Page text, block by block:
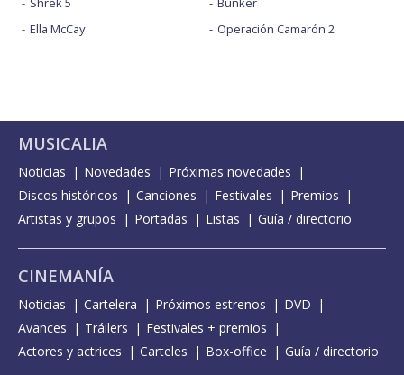
Ella McCay
Operación Camarón 2
MUSICALIA
Noticias Novedades
Próximas novedades
Discos históricos
Canciones Festivales
Premios
Artistas y grupos
Portadas Listas Guía / directorio
CINEMANÍA
Noticias Cartelera Próximos estrenos
DVD
Avances
Tráilers
Festivales + premios
Actores y actrices
Carteles Box-office Guía / directorio